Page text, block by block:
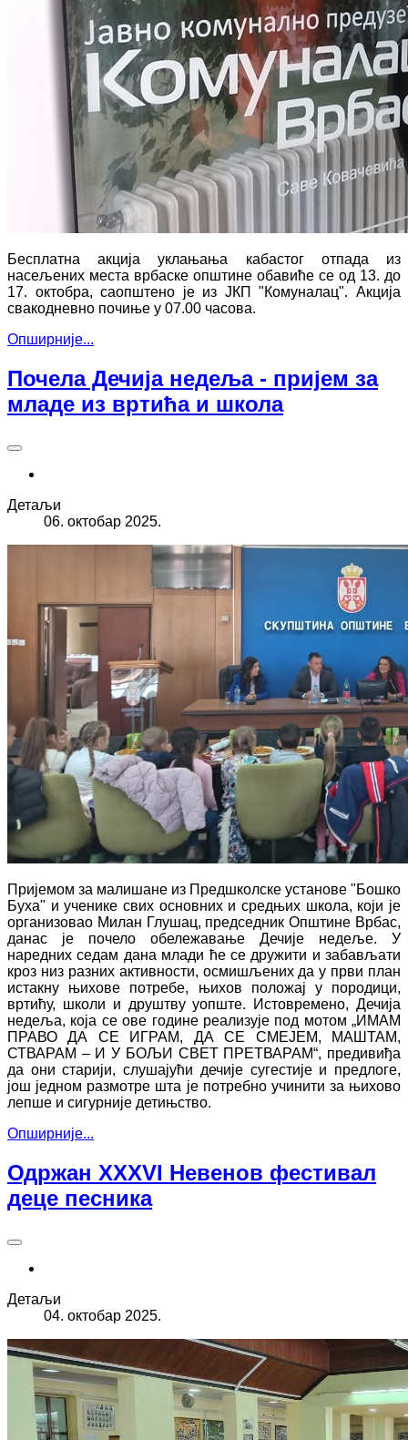
Бесплатна акција уклањања кабастог отпада из
насељених места врбаске општине обавиће се од 13. до
17. октобра, саопштено је из ЈКП "Комуналац". Акција
свакодневно почиње у 07.00 часова.
Опширније...
Почела Дечија недеља - пријем за
младе из вртића и школа
Детаљи
06. октобар 2025.
Пријемом за малишане из Предшколске установе "Бошко
Буха" и ученике свих основних и средњих школа, који је
организовао Милан Глушац, председник Општине Врбас,
данас је почело обележавање Дечије недеље. У
наредних седам дана млади ће се дружити и забављати
кроз низ разних активности, осмишљених да у први план
истакну њихове потребе, њихов положај у породици,
вртићу, школи и друштву уопште. Истовремено, Дечија
недеља, која се ове године реализује под мотом „ИМАМ
ПРАВО ДА СЕ ИГРАМ, ДА СЕ СМЕЈЕМ, МАШТАМ,
СТВАРАМ – И У БОЉИ СВЕТ ПРЕТВАРАМ“, предивиђа
да они старији, слушајући дечије сугестије и предлоге,
још једном размотре шта је потребно учинити за њихово
лепше и сигурније детињство.
Опширније...
Одржан XXXVI Невенов фестивал
деце песника
Детаљи
04. октобар 2025.